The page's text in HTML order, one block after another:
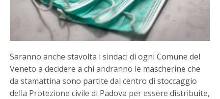
Saranno anche stavolta i sindaci di ogni Comune del
Veneto a decidere a chi andranno le mascherine che
da stamattina sono partite dal centro di stoccaggio
della Protezione civile di Padova per essere distribuite,